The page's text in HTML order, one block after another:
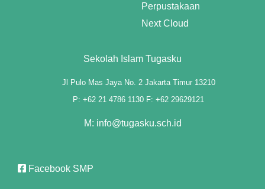
panel
Perpustakaan
Next Cloud
Sekolah Islam Tugasku
Jl Pulo Mas Jaya No. 2 Jakarta Timur 13210
P: +62 21 4786 1130 F: +62 29629121
M: info@tugasku.sch.id
Facebook SMP